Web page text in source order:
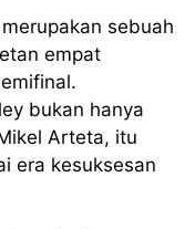
sebuah
empat
bukan hanya
Arteta, itu
era kesuksesan